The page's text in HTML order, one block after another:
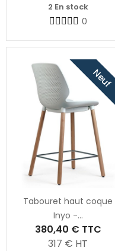
2 En stock
0
Neuf
Tabouret haut coque
Inyo -...
380,40 € TTC
317 € HT